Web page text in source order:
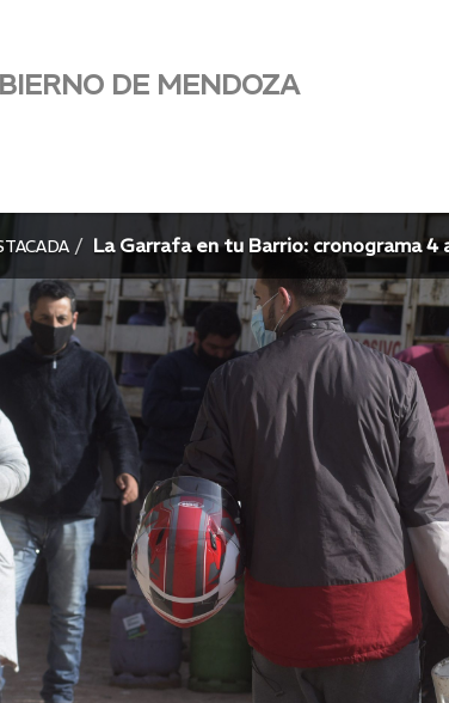
DE MENDOZA
La Garrafa en tu Barrio: cronograma 4